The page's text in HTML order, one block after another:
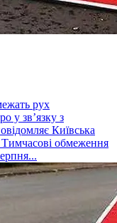
рух
у зв’язку з
Київська
обмеження